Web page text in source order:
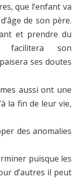
que l’enfant va
de son père.
et prendre du
son
ses doutes
aussi ont une
la fin de leur vie,
des anomalies
puisque les
d’autres il peut